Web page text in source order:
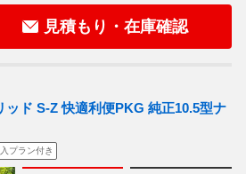
見積もり・在庫確認
ッド S-Z 快適利便PKG 純正10.5型ナ
プラン付き